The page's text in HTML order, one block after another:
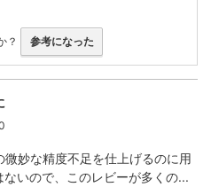
？ 参考になった
4
妙な精度不足を仕上げるのに用
いので、このレビーが多くの...